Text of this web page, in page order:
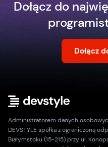
Dołącz do
Dołącz
Administratorem danych
DEVSTYLE spółka z ograniczoną
Białymstoku (15-215) przy ul.